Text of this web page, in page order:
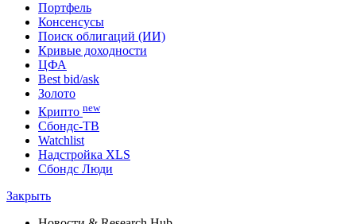
Портфель
Консенсусы
Поиск облигаций (ИИ)
Кривые доходности
ЦФА
Best bid/ask
Золото
Крипто new
Сбондс-ТВ
Watchlist
Надстройка XLS
Сбондс Люди
Закрыть